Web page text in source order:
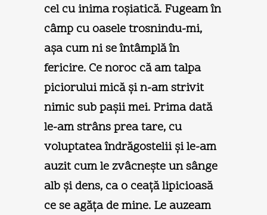
cel cu inima roşiatică. Fugeam în
câmp cu oasele trosnindu-mi,
aşa cum ni se întâmplă în
fericire. Ce noroc că am talpa
piciorului mică şi n-am strivit
nimic sub paşii mei. Prima dată
le-am strâns prea tare, cu
voluptatea îndrăgostelii şi le-am
auzit cum le zvâcneşte un sânge
alb şi dens, ca o ceaţă lipicioasă
ce se agăţa de mine. Le auzeam